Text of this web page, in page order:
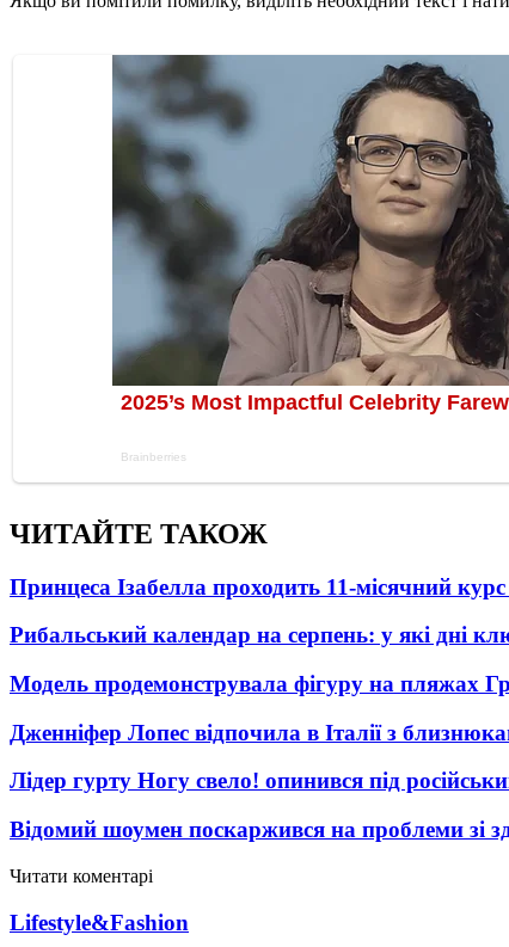
ЧИТАЙТЕ ТАКОЖ
Принцеса Ізабелла проходить 11-місячний курс
Рибальський календар на серпень: у які дні
Модель продемонструвала фігуру на пляжах
Дженніфер Лопес відпочила в Італії з
Лідер гурту Ногу свело! опинився під
Відомий шоумен поскаржився на проблеми зі
Читати коментарі
Lifestyle&Fashion